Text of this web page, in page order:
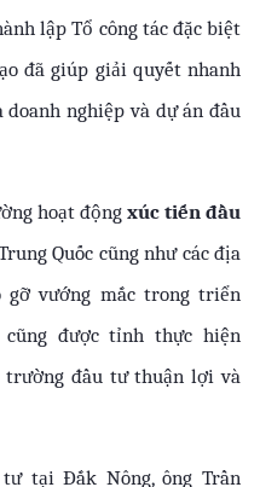
lập Tổ công tác đặc biệt
đã giúp giải quyết nhanh
doanh nghiệp và dự án đầu
hoạt động xúc tiến đầu
Quốc cũng như các địa
gỡ vướng mắc trong triển
được tỉnh thực hiện
đầu tư thuận lợi và
tại Đắk Nông, ông Trần